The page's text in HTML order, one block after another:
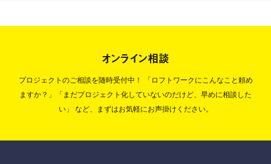
オンライン相談
プロジェクトのご相談を随時受付中！
「ロフトワークにこんなこと頼め
ますか？」「まだプロジェクト化していないのだけど、早めに相談した
い」
など、まずはお気軽にお声掛けください。